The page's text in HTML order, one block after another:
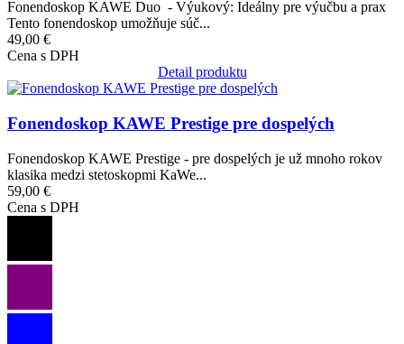
Fonendoskop KAWE Duo - Výukový: Ideálny pre výučbu a prax
Tento fonendoskop umožňuje súč...
49,00 €
Cena s DPH
Detail produktu
Obrázok
Fonendoskop KAWE Prestige pre dospelých
Fonendoskop KAWE Prestige - pre dospelých je už mnoho rokov
klasika medzi stetoskopmi KaWe...
59,00 €
Cena s DPH